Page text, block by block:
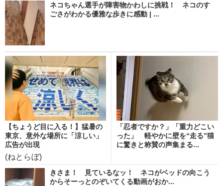
ネコちゃん選手が障害物かわしに挑戦！ ネコのす
ごさがわかる優雅な歩きに感動 | ...
【ちょうど目に入る！】猛暑の
東京、意外な場所に「涼しい」
広告が出現
(ねとらぼ)
「忍者ですか？」「重力どこい
った」 軽やかに壁を“走る”猫
に驚きと称賛の声集まる...
きさま！ 見ているなッ！ ネコがベッドの向こう
からそーっとのぞいてくる動画がおか...